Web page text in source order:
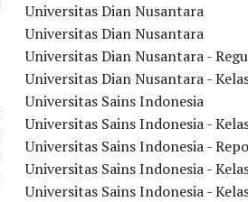
Universitas Dian Nusantara
Universitas Dian Nusantara
Universitas Dian Nusantara -
Universitas Dian Nusantara -
Universitas Sains Indonesia
Universitas Sains Indonesia -
Universitas Sains Indonesia -
Universitas Sains Indonesia -
Universitas Sains Indonesia -